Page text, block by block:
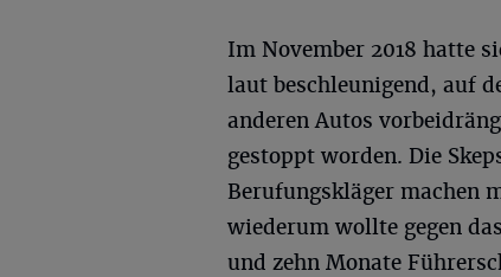
Im November 2018 hatte
laut beschleunigend, auf
anderen Autos
gestoppt worden. Die
Berufungskläger machen
wiederum wollte gegen
und zehn Monate